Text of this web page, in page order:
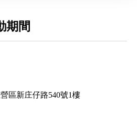
期間
區新庄仔路540號1樓